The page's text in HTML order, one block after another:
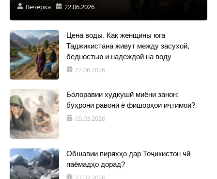
Вечерка 22.06.2026
Цена воды. Как женщины юга
Таджикистана живут между засухой,
бедностью и надеждой на воду
22.06.2026
Болоравии худкушӣ миёни занон:
бӯҳрони равонӣ ё фишорҳои иҷтимоӣ?
05.03.2026
Обшавии пиряхҳо дар Тоҷикистон чӣ
паёмадҳо дорад?